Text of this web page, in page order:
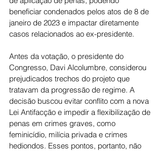
beneficiar condenados pelos atos de 8 de
janeiro de 2023 e impactar diretamente
casos relacionados ao ex-presidente.
Antes da votação, o presidente do
Congresso, Davi Alcolumbre, considerou
prejudicados trechos do projeto que
tratavam da progressão de regime. A
decisão buscou evitar conflito com a nova
Lei Antifacção e impedir a flexibilização de
penas em crimes graves, como
feminicídio, milícia privada e crimes
hediondos. Esses pontos, portanto, não